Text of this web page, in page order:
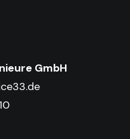
GmbH